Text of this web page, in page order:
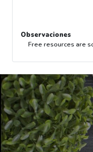
Observaciones
Free resources are